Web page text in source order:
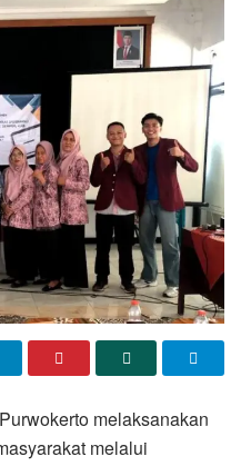
melaksanakan
melalui